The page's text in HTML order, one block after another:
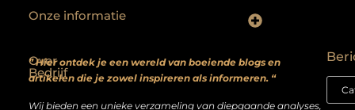
Over
Bedrijf
” Hier ontdek je een wereld van boeiende blogs en
artikelen die je zowel inspireren als informeren. “
Wij bieden een unieke verzameling van diepgaande analyses,
Onze informatie